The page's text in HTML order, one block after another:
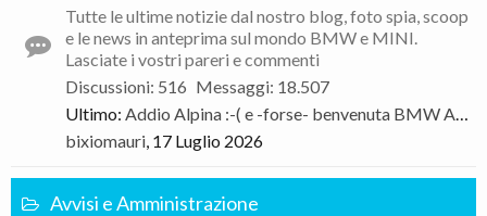
Tutte le ultime notizie dal nostro blog, foto spia, scoop
e le news in anteprima sul mondo BMW e MINI.
Lasciate i vostri pareri e commenti
Discussioni: 516 Messaggi: 18.507
Ultimo: Addio Alpina :-( e -forse- benvenuta BMW Alpina
bixiomauri, 17 Luglio 2026
Avvisi e Amministrazione